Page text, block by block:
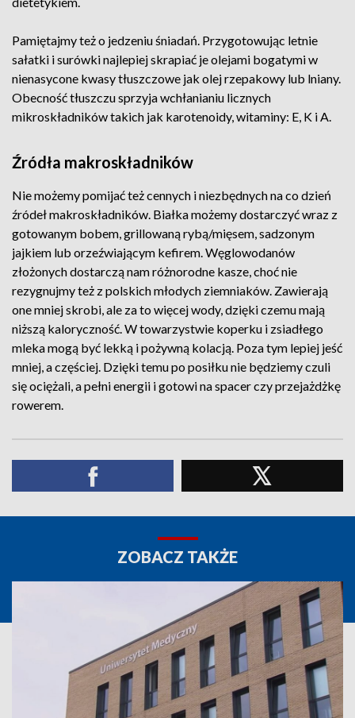
Pamiętajmy też o jedzeniu śniadań. Przygotowując letnie
sałatki i surówki najlepiej skrapiać je olejami bogatymi w
nienasycone kwasy tłuszczowe jak olej rzepakowy lub lniany.
Obecność tłuszczu sprzyja wchłanianiu licznych
mikroskładników takich jak karotenoidy, witaminy: E, K i A.
Źródła makroskładników
Nie możemy pomijać też cennych i niezbędnych na co dzień
źródeł makroskładników. Białka możemy dostarczyć wraz z
gotowanym bobem, grillowaną rybą/mięsem, sadzonym
jajkiem lub orzeźwiającym kefirem. Węglowodanów
złożonych dostarczą nam różnorodne kasze, choć nie
rezygnujmy też z polskich młodych ziemniaków. Zawierają
one mniej skrobi, ale za to więcej wody, dzięki czemu mają
niższą kaloryczność. W towarzystwie koperku i zsiadłego
mleka mogą być lekką i pożywną kolacją. Poza tym lepiej jeść
mniej, a częściej. Dzięki temu po posiłku nie będziemy czuli
się ociężali, a pełni energii i gotowi na spacer czy przejażdżkę
rowerem.
ZOBACZ TAKŻE